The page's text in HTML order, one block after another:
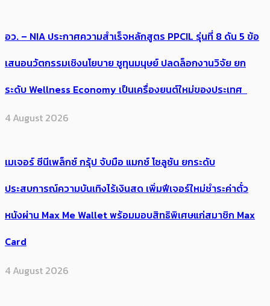
อว. – NIA ประกาศความสำเร็จหลักสูตร PPCIL รุ่นที่ 8 ดัน 5 ข้อ
เสนอนวัตกรรมเชิงนโยบาย ชูทุนมนุษย์ ปลดล็อกงานวิจัย ยก
ระดับ Wellness Economy เป็นเครื่องยนต์ใหม่ของประเทศ
4 August 2026
เมเจอร์ ซีนีเพล็กซ์ กรุ้ป จับมือ แมกซ์ โซลูชัน ยกระดับ
ประสบการณ์ความบันเทิงไร้เงินสด เพิ่มฟีเจอร์ใหม่ชำระค่าตั๋ว
หนังผ่าน Max Me Wallet พร้อมมอบสิทธิพิเศษแก่สมาชิก Max
Card
4 August 2026